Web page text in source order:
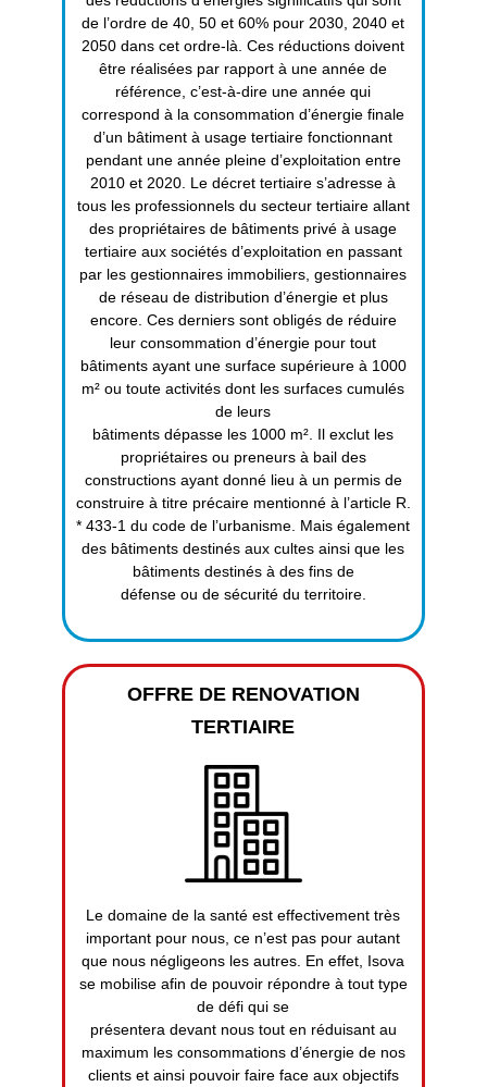
de l’ordre de 40, 50 et 60% pour 2030, 2040 et
2050 dans cet ordre-là. Ces réductions doivent
être réalisées par rapport à une année de
référence, c’est-à-dire une année qui
correspond à la consommation d’énergie finale
d’un bâtiment à usage tertiaire fonctionnant
pendant une année pleine d’exploitation entre
2010 et 2020. Le décret tertiaire s’adresse à
tous les professionnels du secteur tertiaire allant
des propriétaires de bâtiments privé à usage
tertiaire aux sociétés d’exploitation en passant
par les gestionnaires immobiliers, gestionnaires
de réseau de distribution d’énergie et plus
encore. Ces derniers sont obligés de réduire
leur consommation d’énergie pour tout
bâtiments ayant une surface supérieure à 1000
m² ou toute activités dont les surfaces cumulés
de leurs
bâtiments dépasse les 1000 m². Il exclut les
propriétaires ou preneurs à bail des
constructions ayant donné lieu à un permis de
construire à titre précaire mentionné à l’article R.
* 433-1 du code de l’urbanisme. Mais également
des bâtiments destinés aux cultes ainsi que les
bâtiments destinés à des fins de
défense ou de sécurité du territoire.
OFFRE DE RENOVATION
TERTIAIRE
Le domaine de la santé est effectivement très
important pour nous, ce n’est pas pour autant
que nous négligeons les autres. En effet, Isova
se mobilise afin de pouvoir répondre à tout type
de défi qui se
présentera devant nous tout en réduisant au
maximum les consommations d’énergie de nos
clients et ainsi pouvoir faire face aux objectifs